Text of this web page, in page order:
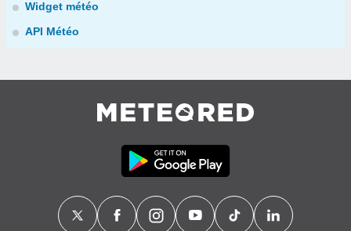
Widget météo
API Météo